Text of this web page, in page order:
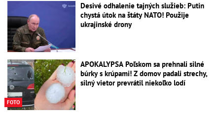
Desivé odhalenie tajných služieb: Putin
chystá útok na štáty NATO! Použije
ukrajinské drony
FOTO
APOKALYPSA Poľskom sa prehnali silné
búrky s krúpami! Z domov padali strechy,
silný vietor prevrátil niekoľko lodí